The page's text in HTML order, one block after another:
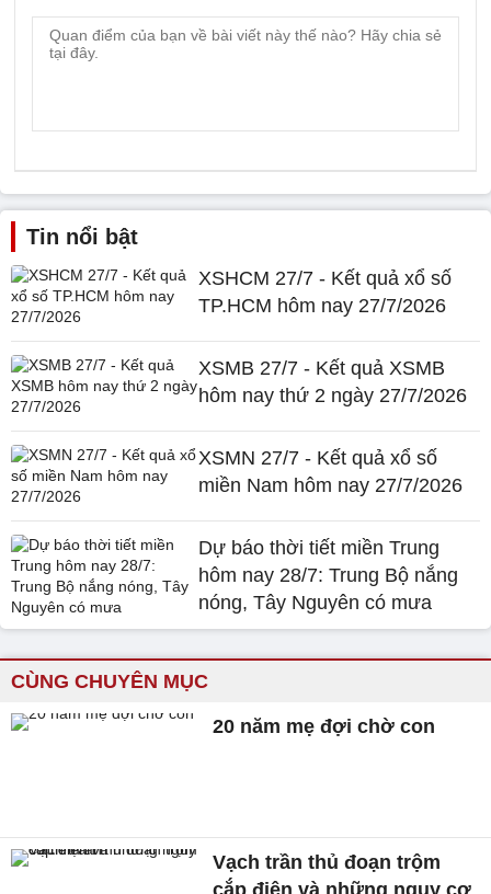
Tin nổi bật
XSHCM 27/7 - Kết quả xổ số
TP.HCM hôm nay 27/7/2026
XSMB 27/7 - Kết quả XSMB
hôm nay thứ 2 ngày 27/7/2026
XSMN 27/7 - Kết quả xổ số
miền Nam hôm nay 27/7/2026
Dự báo thời tiết miền Trung
hôm nay 28/7: Trung Bộ nắng
nóng, Tây Nguyên có mưa
CÙNG CHUYÊN MỤC
20 năm mẹ đợi chờ con
Vạch trần thủ đoạn trộm
cắp điện và những nguy cơ